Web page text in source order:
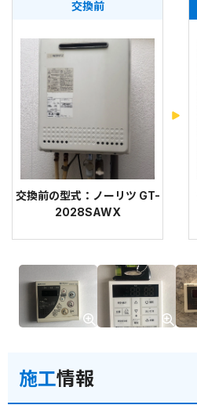
交換前
交換前の型式：ノーリツ GT-
2028SAWX
施工情報